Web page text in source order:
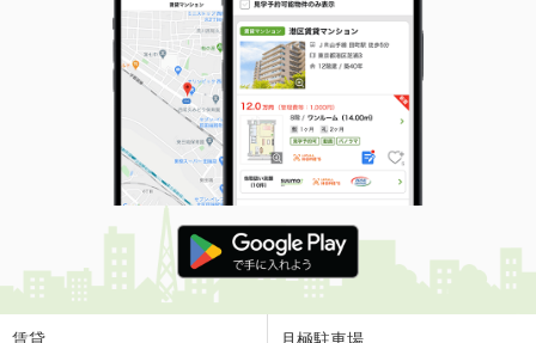
新潟県新潟市西区木場
価 格
1,400万円
住 所
新潟県新潟市西区木場
建物面積 140.42m²
土地面積 195.55m²
新潟県新発田市緑町２丁目
価 格
1,450万円
住 所
新潟県新発田市緑町２丁目
建物面積
213.51m²
賃貸 月極駐車場